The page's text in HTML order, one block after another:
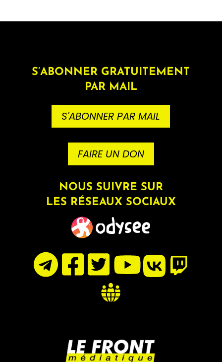
S’ABONNER GRATUITEMENT
PAR MAIL
S'ABONNER PAR MAIL
FAIRE UN DON
NOUS SUIVRE SUR
LES RÉSEAUX SOCIAUX